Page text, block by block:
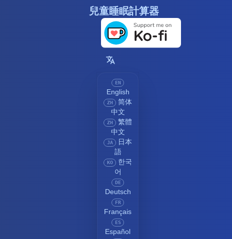
兒童睡眠計算器
EN
English
ZH
简体
中文
ZH
繁體
中文
JA
日本
語
KO
한국
어
DE
Deutsch
FR
Français
ES
Español